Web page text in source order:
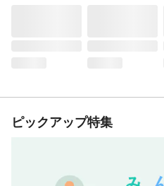
ピックアップ特集